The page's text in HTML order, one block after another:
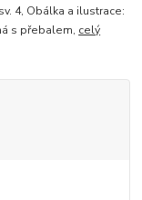
4, Obálka a ilustrace:
s přebalem, celý